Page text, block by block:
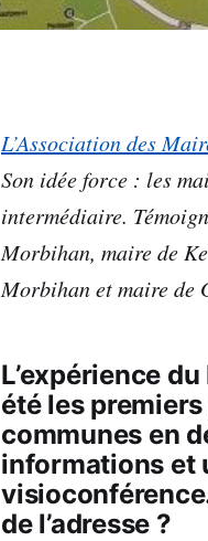
L’Association des
Son idée force : les
intermédiaire.
Morbihan, maire de
Morbihan et maire de
L’expérience
été les
communes en
informations et
de l’adresse ?